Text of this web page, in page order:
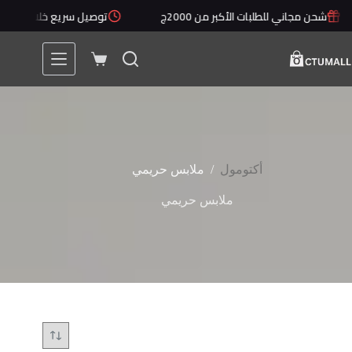
التجاوز
إلىشحن مجاني للطلبات الأكبر من 2000ج توصيل سريع خلال 1 - 5 أيام
عربة
أكتومول / ملابس حريمي
ملابس حريمي